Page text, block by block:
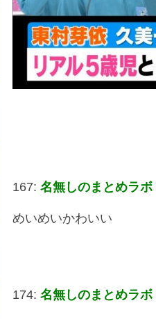
167: 名無しのまとめラボ
めいめいかわいい
174: 名無しのまとめラボ